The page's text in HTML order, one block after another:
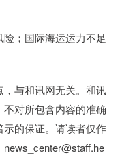
；国际海运运力不足
，与和讯网无关。和讯
对所包含内容的准确
的保证。请读者仅作